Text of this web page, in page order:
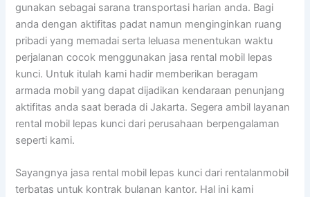
gunakan sebagai sarana transportasi harian anda. Bagi
anda dengan aktifitas padat namun menginginkan ruang
pribadi yang memadai serta leluasa menentukan waktu
perjalanan cocok menggunakan jasa rental mobil lepas
kunci. Untuk itulah kami hadir memberikan beragam
armada mobil yang dapat dijadikan kendaraan penunjang
aktifitas anda saat berada di Jakarta. Segera ambil layanan
rental mobil lepas kunci dari perusahaan berpengalaman
seperti kami.
Sayangnya jasa rental mobil lepas kunci dari rentalanmobil
terbatas untuk kontrak bulanan kantor. Hal ini kami